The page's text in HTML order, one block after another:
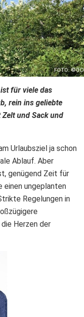
FOTO:
für viele das
rein ins geliebte
Zelt und Sack und
Urlaubsziel ja schon
Ablauf. Aber
genügend Zeit für
einen ungeplanten
Regelungen in
Herzen der